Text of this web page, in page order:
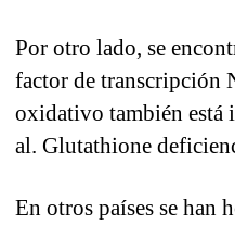
Por otro lado, se
factor de transcripción
oxidativo también está
al. Glutathione
En otros países se han